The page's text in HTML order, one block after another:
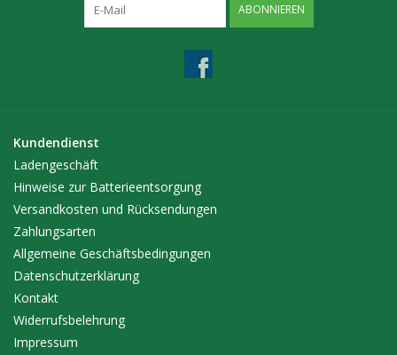
ABONNIEREN
Kundendienst
Ladengeschäft
Hinweise zur Batterieentsorgung
Versandkosten und Rücksendungen
Zahlungsarten
Allgemeine Geschäftsbedingungen
Datenschutzerklärung
Kontakt
Widerrufsbelehrung
Impressum